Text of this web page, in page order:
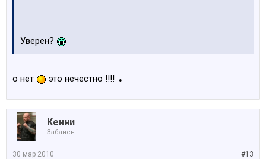
Уверен?
о нет это нечестно !!!! .
Кенни
Забанен
#13
30 мар 2010